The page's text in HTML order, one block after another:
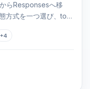
らResponsesへ移
方式を一つ選び、tool
flagで切り替えま
+4